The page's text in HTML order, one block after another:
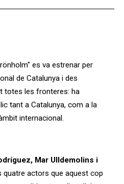
es va estrenar per
de Catalunya i des
totes les fronteres: ha
tant a Catalunya, com a la
internacional.
Mar Ulldemolins i
quatre actors que aquest cop